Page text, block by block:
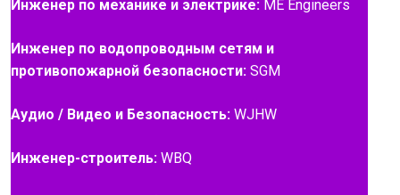
Инженер по механике и электрике: ME Engineers
Инженер по водопроводным сетям и
противопожарной безопасности: SGM
Аудио / Видео и Безопасность: WJHW
Инженер-строитель: WBQ